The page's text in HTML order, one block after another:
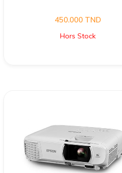
450.000 TND
Hors Stock